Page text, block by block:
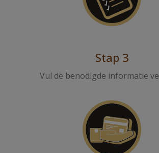
Stap 3
Vul de benodigde informatie